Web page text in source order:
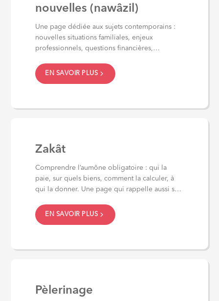
nouvelles (nawâzil)
Une page dédiée aux sujets contemporains :
nouvelles situations familiales, enjeux
professionnels, questions financières,
EN SAVOIR PLUS
Zakât
Comprendre l’aumône obligatoire : qui la
paie, sur quels biens, comment la calculer, à
qui la donner. Une page qui rappelle aussi son
EN SAVOIR PLUS
Pèlerinage